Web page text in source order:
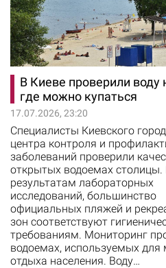
В Киеве проверили воду
где можно купаться
17.07.2026, 23:20
Специалисты Киевского
центра контроля и
заболеваний проверили
открытых водоемах столицы.
результатам лабораторных
исследований, большинство
официальных пляжей и
зон соответствуют
требованиям. Мониторинг
водоемах, используемых для
отдыха населения. Воду…